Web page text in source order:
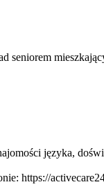
języka,
https://